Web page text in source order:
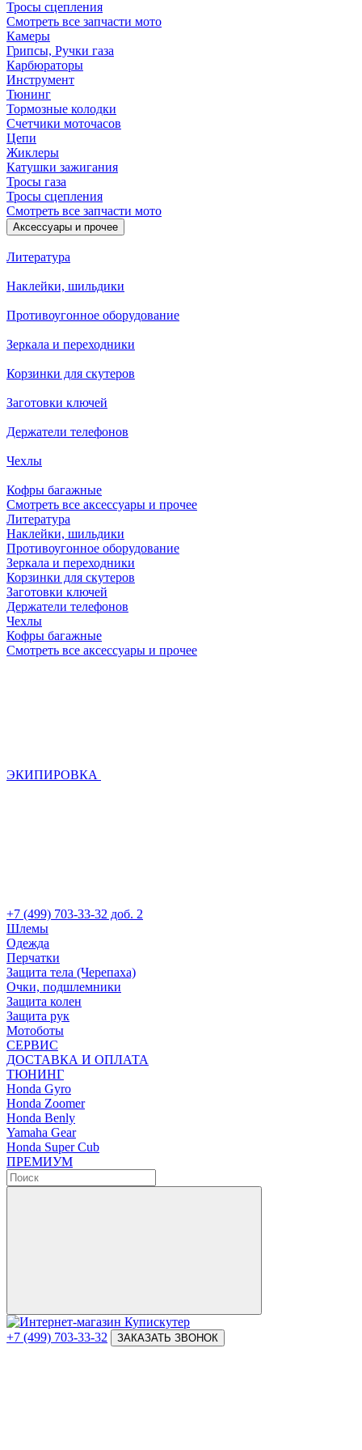
Тросы сцепления
Смотреть все запчасти мото
Камеры
Грипсы, Ручки газа
Карбюраторы
Инструмент
Тюнинг
Тормозные колодки
Счетчики моточасов
Цепи
Жиклеры
Катушки зажигания
Тросы газа
Тросы сцепления
Смотреть все запчасти мото
Аксессуары и прочее
Литература
Наклейки, шильдики
Противоугонное оборудование
Зеркала и переходники
Корзинки для скутеров
Заготовки ключей
Держатели телефонов
Чехлы
Кофры багажные
Смотреть все аксессуары и прочее
Литература
Наклейки, шильдики
Противоугонное оборудование
Зеркала и переходники
Корзинки для скутеров
Заготовки ключей
Держатели телефонов
Чехлы
Кофры багажные
Смотреть все аксессуары и прочее
ЭКИПИРОВКА
+7 (499) 703-33-32 доб. 2
Шлемы
Одежда
Перчатки
Защита тела (Черепаха)
Очки, подшлемники
Защита колен
Защита рук
Мотоботы
СЕРВИС
ДОСТАВКА И ОПЛАТА
ТЮНИНГ
Honda Gyro
Honda Zoomer
Honda Benly
Yamaha Gear
Honda Super Cub
ПРЕМИУМ
+7 (499) 703-33-32 ЗАКАЗАТЬ ЗВОНОК